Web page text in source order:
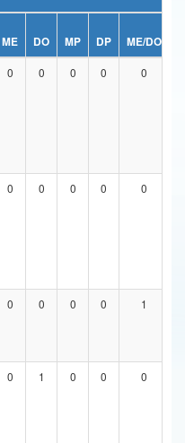
Comunicações
ME DO MP DP ME/DO
0 0 0 0 0
0 0 0 0 0
0 0 0 0 1
0 1 0 0 0